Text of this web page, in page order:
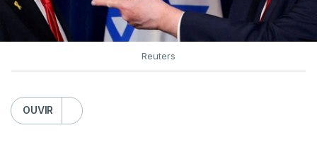
Reuters
OUVIR